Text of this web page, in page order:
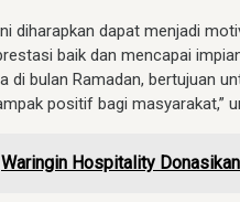
diharapkan dapat menjadi
baik dan mencapai
di bulan Ramadan, bertujuan
positif bagi masyarakat,”
Waringin Hospitality